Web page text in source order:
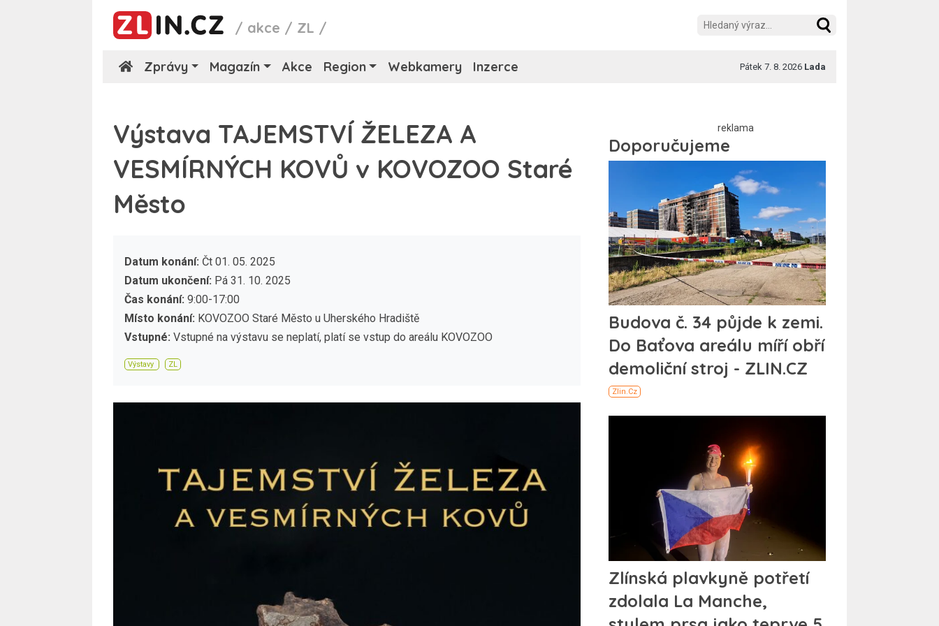
/ akce / ZL /
Zprávy Magazín Akce Region Webkamery Inzerce Pátek 7. 8. 2026 Lada
Výstava TAJEMSTVÍ ŽELEZA A
VESMÍRNÝCH KOVŮ v KOVOZOO Staré
Město
Datum konání: Čt 01. 05. 2025
Datum ukončení: Pá 31. 10. 2025
Čas konání: 9:00-17:00
Místo konání: KOVOZOO Staré Město u Uherského Hradiště
Vstupné: Vstupné na výstavu se neplatí, platí se vstup do areálu KOVOZOO
Výstavy ZL